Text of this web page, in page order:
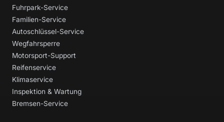
Fuhrpark-Service
Familien-Service
Autoschlüssel-Service
Wegfahrsperre
Motorsport-Support
Reifenservice
Klimaservice
Inspektion & Wartung
Bremsen-Service